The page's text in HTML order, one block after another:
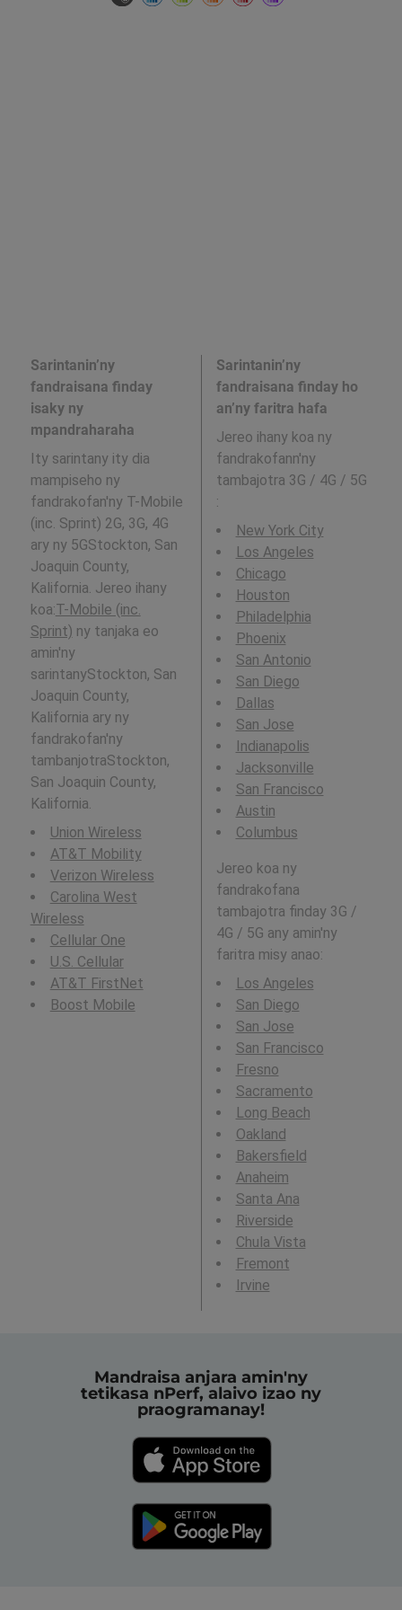
Sarintanin’ny
fandraisana finday
isaky ny
mpandraharaha
Ity sarintany ity dia
mampiseho ny
fandrakofan'ny T-Mobile
(inc. Sprint) 2G, 3G, 4G
ary ny 5GStockton, San
Joaquin County,
Kalifornia. Jereo ihany
koa:T-Mobile (inc.
Sprint) ny tanjaka eo
amin'ny
sarintanyStockton, San
Joaquin County,
Kalifornia ary ny
fandrakofan'ny
tambanjotraStockton,
San Joaquin County,
Kalifornia.
Union Wireless
AT&T Mobility
Verizon Wireless
Carolina West
Wireless
Cellular One
U.S. Cellular
AT&T FirstNet
Boost Mobile
Sarintanin’ny
fandraisana finday ho
an’ny faritra hafa
Jereo ihany koa ny
fandrakofann'ny
tambajotra 3G / 4G / 5G
:
New York City
Los Angeles
Chicago
Houston
Philadelphia
Phoenix
San Antonio
San Diego
Dallas
San Jose
Indianapolis
Jacksonville
San Francisco
Austin
Columbus
Jereo koa ny
fandrakofana
tambajotra finday 3G /
4G / 5G any amin'ny
faritra misy anao:
Los Angeles
San Diego
San Jose
San Francisco
Fresno
Sacramento
Long Beach
Oakland
Bakersfield
Anaheim
Santa Ana
Riverside
Chula Vista
Fremont
Irvine
Mandraisa anjara amin'ny
tetikasa nPerf, alaivo izao ny
praogramanay!